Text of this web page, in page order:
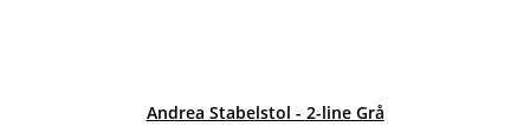
Andrea Stabelstol - 2-line Grå